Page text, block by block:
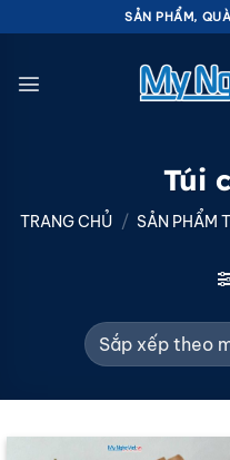
qua
dung
SẢN PHẨM,
Túi
TRANG CHỦ / SẢN PHẨM